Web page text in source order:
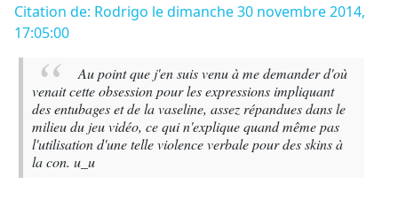
Citation de: Rodrigo le dimanche 30 novembre 2014,
17:05:00
Au point que j'en suis venu à me demander d'où
venait cette obsession pour les expressions impliquant
des entubages et de la vaseline, assez répandues dans le
milieu du jeu vidéo, ce qui n'explique quand même pas
l'utilisation d'une telle violence verbale pour des skins à
la con. u_u